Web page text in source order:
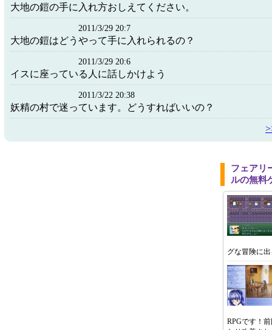
大地の鎧の手に入れ方おしえてください。
2011/3/29 20:7
大地の鎧はどうやって手に入れられるの？
2011/3/29 20:6
イスに座っている人に話しかけよう
2011/3/22 20:38
妖精の村で迷っています。どうすればいいの？
フェアリ
ルの無料
グな冒険に
RPGです！